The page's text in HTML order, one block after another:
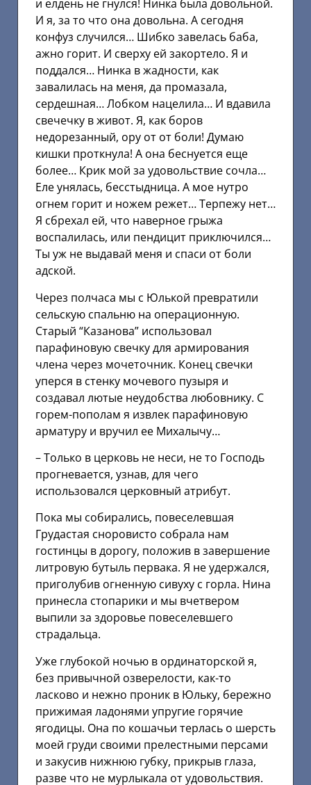
и елдень не гнулся! Нинка была довольной.
И я, за то что она довольна. А сегодня
конфуз случился… Шибко завелась баба,
ажно горит. И сверху ей закортело. Я и
поддался… Нинка в жадности, как
завалилась на меня, да промазала,
сердешная… Лобком нацелила… И вдавила
свечечку в живот. Я, как боров
недорезанный, ору от от боли! Думаю
кишки проткнула! А она беснуется еще
более… Крик мой за удовольствие сочла…
Еле унялась, бесстыдница. А мое нутро
огнем горит и ножем режет… Терпежу нет…
Я сбрехал ей, что наверное грыжа
воспалилась, или пендицит приключился…
Ты уж не выдавай меня и спаси от боли
адской.
Через полчаса мы с Юлькой превратили
сельскую спальню на операционную.
Старый “Казанова” использовал
парафиновую свечку для армирования
члена через мочеточник. Конец свечки
уперся в стенку мочевого пузыря и
создавал лютые неудобства любовнику. С
горем-пополам я извлек парафиновую
арматуру и вручил ее Михалычу…
– Только в церковь не неси, не то Господь
прогневается, узнав, для чего
использовался церковный атрибут.
Пока мы собирались, повеселевшая
Грудастая сноровисто собрала нам
гостинцы в дорогу, положив в завершение
литровую бутыль первака. Я не удержался,
приголубив огненную сивуху с горла. Нина
принесла стопарики и мы вчетвером
выпили за здоровье повеселевшего
страдальца.
Уже глубокой ночью в ординаторской я,
без привычной озверелости, как-то
ласково и нежно проник в Юльку, бережно
прижимая ладонями упругие горячие
ягодицы. Она по кошачьи терлась о шерсть
моей груди своими прелестными персами
и закусив нижнюю губку, прикрыв глаза,
разве что не мурлыкала от удовольствия.